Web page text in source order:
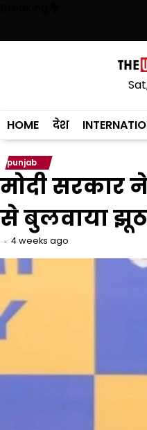
content
HOME देश
punjab
मोदी सरकार
से बुलवाया
4 weeks ago